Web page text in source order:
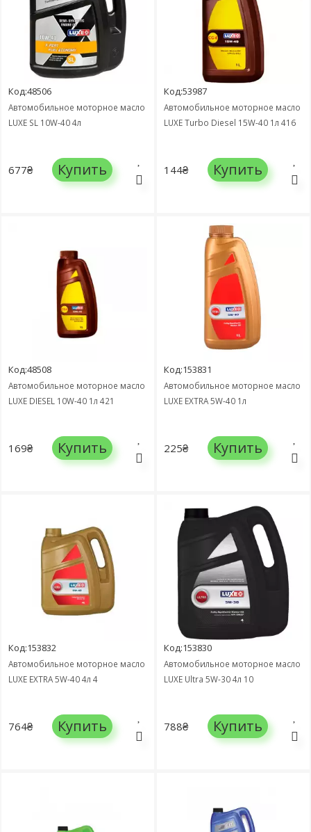
Код:48506
Автомобильное моторное масло
LUXE SL 10W-40 4л
677₴ Купить
Код:53987
Автомобильное моторное масло
LUXE Turbo Diesel 15W-40 1л 416
144₴ Купить
Код:48508
Автомобильное моторное масло
LUXЕ DIESEL 10W-40 1л 421
169₴ Купить
Код:153831
Автомобильное моторное масло
LUXЕ EXTRA 5W-40 1л
225₴ Купить
Код:153832
Автомобильное моторное масло
LUXЕ EXTRA 5W-40 4л 4
764₴ Купить
Код:153830
Автомобильное моторное масло
LUXЕ Ultra 5W-30 4л 10
788₴ Купить